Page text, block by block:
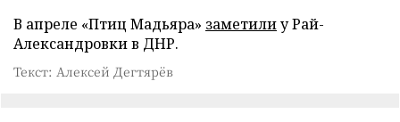
В апреле «Птиц Мадьяра» заметилиу Рай-
Александровки в ДНР.
Текст: Алексей Дегтярёв